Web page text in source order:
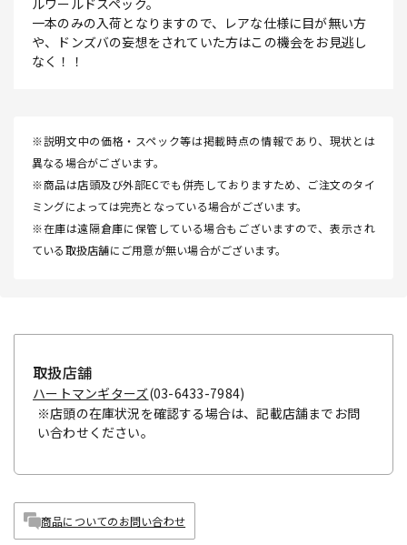
ルワールドスペック。
一本のみの入荷となりますので、レアな仕様に目が無い方
や、ドンズバの妄想をされていた方はこの機会をお見逃し
なく！！
※説明文中の価格・スペック等は掲載時点の情報であり、現状とは
異なる場合がございます。
※商品は店頭及び外部ECでも併売しておりますため、ご注文のタイ
ミングによっては完売となっている場合がございます。
※在庫は遠隔倉庫に保管している場合もございますので、表示され
ている取扱店舗にご用意が無い場合がございます。
取扱店舗
ハートマンギターズ(03-6433-7984)
※店頭の在庫状況を確認する場合は、記載店舗までお問
い合わせください。
商品についてのお問い合わせ